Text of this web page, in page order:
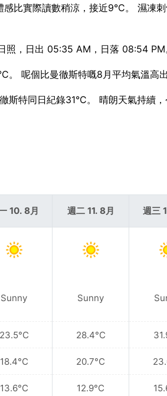
感比實際讀數稍涼，接近9°C。 濕凍
，日出 05:35 AM，日落 08:54 PM
呢個比曼徹斯特嘅8月平均氣溫高出
特同日紀錄31°C。 晴朗天氣持續，
10. 8月
Sunny
23.5°C
18.4°C
13.6°C
週二 11. 8月
Sunny
28.4°C
20.7°C
12.9°C
週三